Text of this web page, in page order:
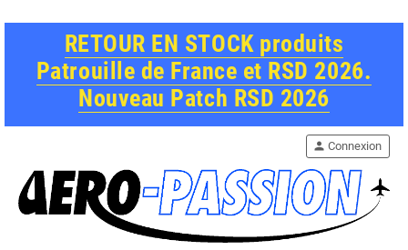
RETOUR EN STOCK produits
Patrouille de France et RSD 2026.
Nouveau Patch RSD 2026
person Connexion